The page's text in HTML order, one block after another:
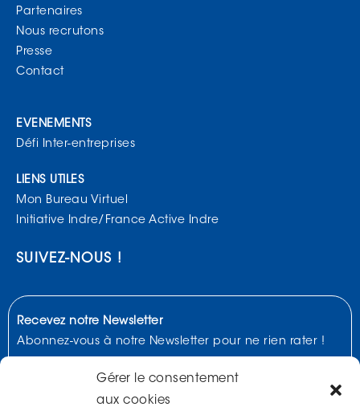
Gérer le consentement
aux cookies
Partenaires
Nous recrutons
Presse
Contact
EVENEMENTS
Défi Inter-entreprises
LIENS UTILES
Mon Bureau Virtuel
Initiative Indre/France Active Indre
SUIVEZ-NOUS !
Recevez notre Newsletter
Abonnez-vous à notre Newsletter pour ne rien rater !